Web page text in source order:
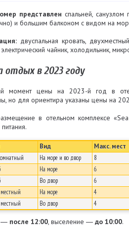
представлен спальней,
и большим балконом с видом на
двуспальная кровать,
чайник, холодильник,
отдых в 2023 году
момент цены на 2023-й год в
но для ориентира указаны цены на
в отельном комплексе
Вид Макс. мест
На море и во двор 8
На море 6
Во двор 6
На море 4
Во двор 4
― после 12:00, выселение ― до 10:00.